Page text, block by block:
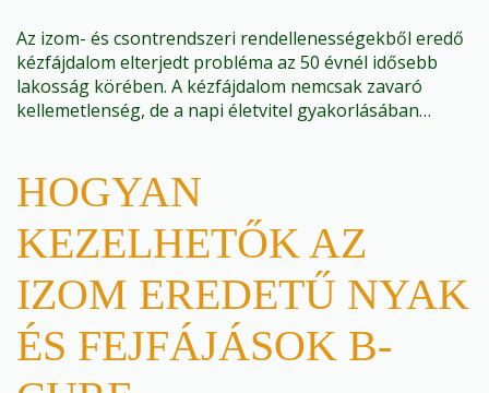
Az izom- és csontrendszeri rendellenességekből eredő
kézfájdalom elterjedt probléma az 50 évnél idősebb
lakosság körében. A kézfájdalom nemcsak zavaró
kellemetlenség, de a napi életvitel gyakorlásában…
HOGYAN
KEZELHETŐK AZ
IZOM EREDETŰ NYAK
ÉS FEJFÁJÁSOK B-